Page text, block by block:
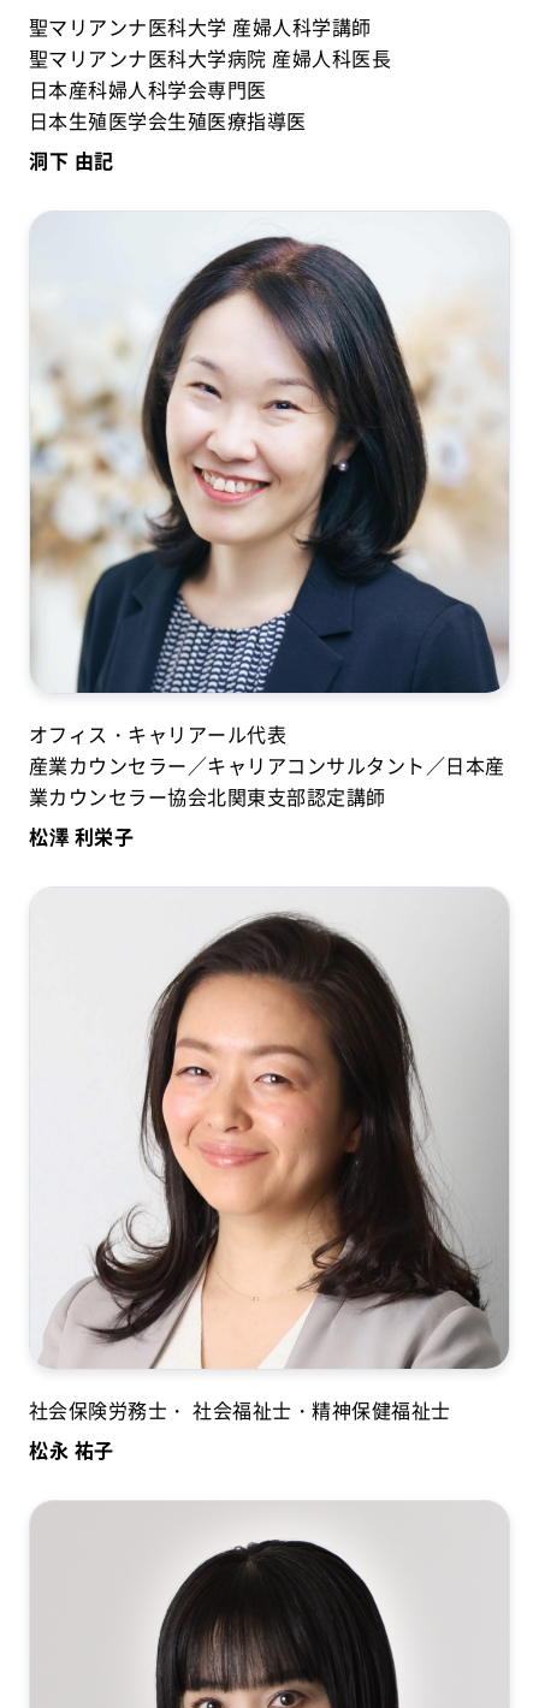
聖マリアンナ医科大学 産婦人科学講師​
聖マリアンナ医科大学病院 産婦人科医長​
日本産科婦人科学会専門医​
日本生殖医学会生殖医療指導医​
洞下 由記
オフィス・キャリアール代表
産業カウンセラー／キャリアコンサルタント／日本産
業カウンセラー協会北関東支部認定講師
松澤 利栄子
社会保険労務士・ 社会福祉士・精神保健福祉士
松永 祐子